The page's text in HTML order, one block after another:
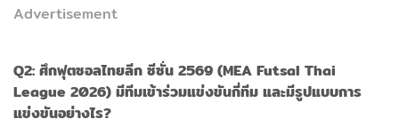
Advertisement
Q2: ศึกฟุตซอลไทยลีก ซีซั่น 2569 (MEA Futsal Thai
League 2026) มีทีมเข้าร่วมแข่งขันกี่ทีม และมีรูปแบบการ
แข่งขันอย่างไร?